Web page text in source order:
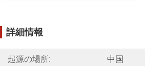
詳細情報
起源の場所: 中国